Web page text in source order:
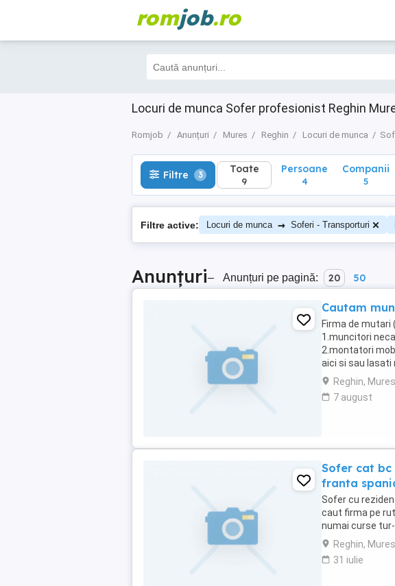
romjob.ro
Locuri de munca Sofer profesionist Reghin
Romjob Anunțuri Mures Reghin Locuri de munca
Filtre 3 Toate
9
Filtre 3 Toate
9
Persoane
4
Companii
5
Filtre active: Locuri de munca → Soferi - Transporturi
Anunțuri– Anunțuri pe pagină: 20 50
Cautam
Firma de
1.muncitori
2.montatori
aici si sau lasati
Reghin, Mures
7 august
Sofer cat
franta
Sofer cu
caut firma pe
numai curse
Reghin, Mures
31 iulie